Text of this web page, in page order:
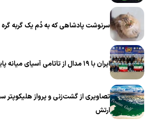
سرنوشت پادشاهی که به دُم یک گربه گره
ایران با ۱۹ مدال از تاتامی آسیای میانه پایین آمد
ارتش